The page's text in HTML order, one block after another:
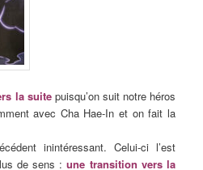
la suite puisqu’on suit notre héros
avec Cha Hae-In et on fait la
inintéressant. Celui-ci l’est
de sens :une transition vers la